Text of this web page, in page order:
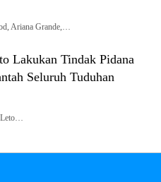
Ariana Grande,…
Lakukan Tindak Pidana
Seluruh Tuduhan
Leto…